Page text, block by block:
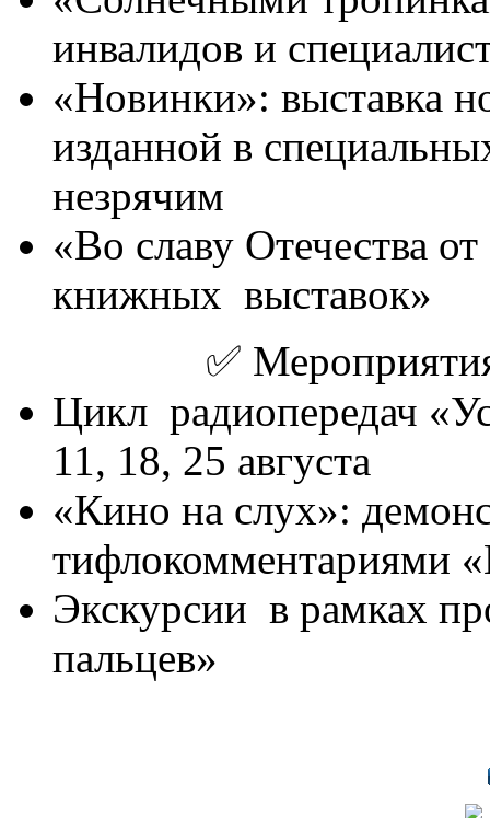
инвалидов и
«Новинки»: выставка
изданной в
незрячим
«Во славу Отечества
книжных выставок»
✅️
Цикл радиопередач
11, 18, 25 августа
«Кино на слух»:
тифлокомментариями
Экскурсии в рамках
пальцев»